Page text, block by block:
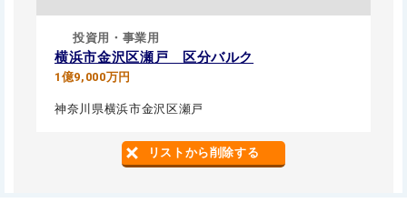
投資用・事業用
横浜市金沢区瀬戸 区分バルク
1億9,000万円
神奈川県横浜市金沢区瀬戸
リストから削除する